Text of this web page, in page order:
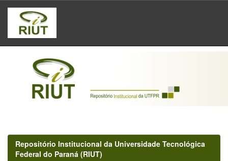
Skip
navigation
Repositório Institucional da Universidade Tecnológica
Federal do Paraná (RIUT)